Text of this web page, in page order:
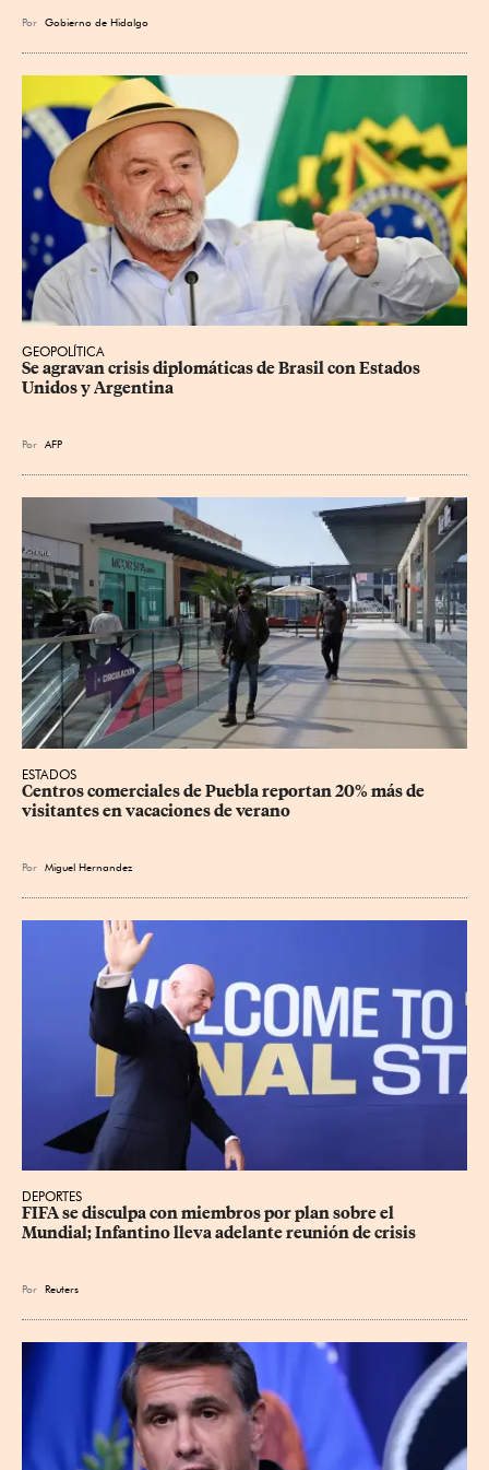
Por Gobierno de Hidalgo
GEOPOLÍTICA
Se agravan crisis diplomáticas de Brasil con Estados
Unidos y Argentina
Por AFP
ESTADOS
Centros comerciales de Puebla reportan 20% más de
visitantes en vacaciones de verano
Por Miguel Hernandez
DEPORTES
FIFA se disculpa con miembros por plan sobre el
Mundial; Infantino lleva adelante reunión de crisis
Por Reuters